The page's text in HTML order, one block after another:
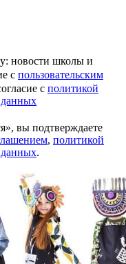
новости школы и
с пользовательским
с политикой
данных
вы подтверждаете
, политикой
данных.